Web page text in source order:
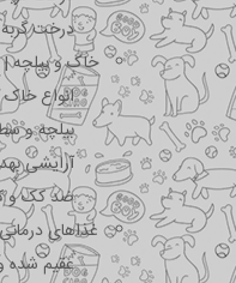
درخت
خاک و بیلچه
انواع خاک
بیلچه و
آرایشی
ضد کک و
غذاهای
عقیم شده